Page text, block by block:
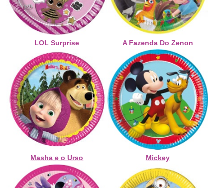
LOL Surprise A Fazenda Do Zenon
Masha e o Urso Mickey